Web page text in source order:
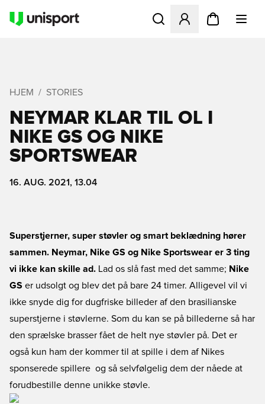
Åbner en Modal til at
HJEM STORIES
NEYMAR KLAR TIL OL I
NIKE GS OG NIKE
SPORTSWEAR
16. AUG. 2021, 13.04
Superstjerner, super støvler og smart beklædning hører
sammen. Neymar, Nike GS og Nike Sportswear er 3 ting
vi ikke kan skille ad. Lad os slå fast med det samme; Nike
GS er udsolgt og blev det på bare 24 timer. Alligevel vil vi
ikke snyde dig for dugfriske billeder af den brasilianske
superstjerne i støvlerne. Som du kan se på billederne så har
den sprælske brasser fået de helt nye støvler på. Det er
også kun ham der kommer til at spille i dem af Nikes
sponserede spillere  og så selvfølgelig dem der nåede at
forudbestille denne unikke støvle.